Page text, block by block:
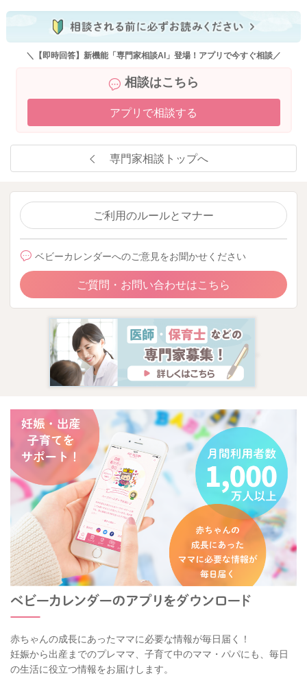
＼【即時回答】新機能「専門家相談AI」登場！アプリで今すぐ相談／
相談はこちら
アプリで相談する
専門家相談トップへ
ご利用のルールとマナー
ベビーカレンダーへのご意見をお聞かせください
ご質問・お問い合わせはこちら
赤ちゃんの成長にあったママに必要な情報が毎日届く！
妊娠から出産までのプレママ、子育て中のママ・パパにも、毎日
の生活に役立つ情報をお届けします。